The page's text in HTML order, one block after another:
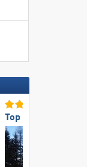
Top für Familien